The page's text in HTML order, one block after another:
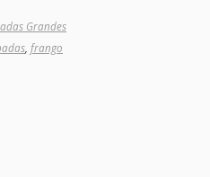
Grandes
frango